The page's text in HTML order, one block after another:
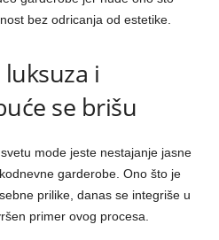
bez odricanja od estetike.
i
se brišu
mode jeste nestajanje jasne
garderobe. Ono što je
prilike, danas se integriše u
primer ovog procesa.